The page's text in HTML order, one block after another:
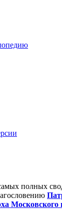
полных
Московского